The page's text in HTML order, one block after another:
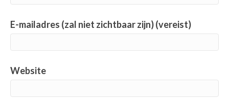
E-mailadres (zal niet zichtbaar zijn) (vereist)
Website